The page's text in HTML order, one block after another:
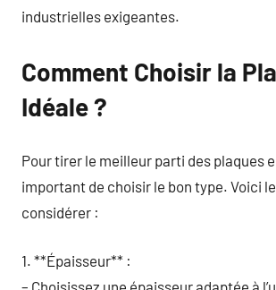
industrielles exigeantes.
Comment Choisir la
Idéale ?
Pour tirer le meilleur parti des plaques
important de choisir le bon type. Voici
considérer :
1. **Épaisseur** :
– Choisissez une épaisseur adaptée à